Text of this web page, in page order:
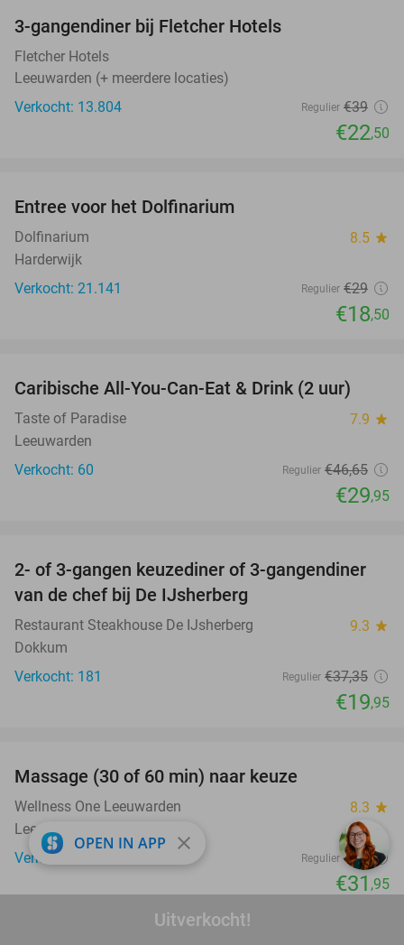
Uitverkocht!
3-gangendiner bij Fletcher Hotels
Fletcher Hotels
Leeuwarden (+ meerdere locaties)
Verkocht: 13.804
Regulier €39
€22,50
Entree voor het Dolfinarium
Dolfinarium 8.5 star
Harderwijk
Verkocht: 21.141
Regulier €29
€18,50
36%
Caribische All-You-Can-Eat & Drink (2 uur)
Taste of Paradise 7.9 star
Leeuwarden
Verkocht: 60
Regulier €46,65
€29,95
47%
2- of 3-gangen keuzediner of 3-gangendiner
van de chef bij De IJsherberg
Restaurant Steakhouse De IJsherberg 9.3 star
Dokkum
Verkocht: 181
Regulier €37,35
€19,95
Massage (30 of 60 min) naar keuze
Wellness One Leeuwarden 8.3 star
Leeuwarden
Verkocht: 137
Regulier €60
€31 ,95
OPEN IN APP close